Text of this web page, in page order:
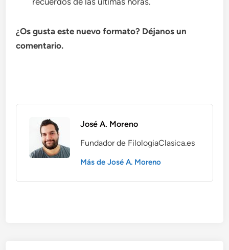
¿Os gusta este nuevo formato? Déjanos un
comentario.
José A. Moreno
Fundador de FilologiaClasica.es
Más de José A. Moreno